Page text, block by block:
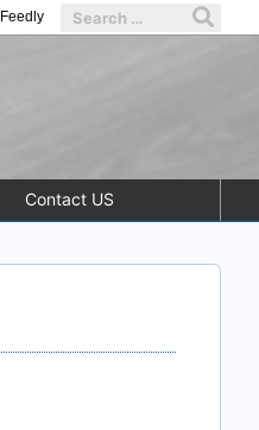
Contact US
Feedly